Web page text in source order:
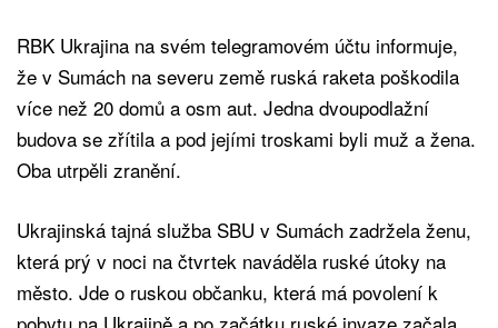
RBK Ukrajina na svém telegramovém účtu informuje,
že v Sumách na severu země ruská raketa poškodila
více než 20 domů a osm aut. Jedna dvoupodlažní
budova se zřítila a pod jejími troskami byli muž a žena.
Oba utrpěli zranění.
Ukrajinská tajná služba SBU v Sumách zadržela ženu,
která prý v noci na čtvrtek naváděla ruské útoky na
město. Jde o ruskou občanku, která má povolení k